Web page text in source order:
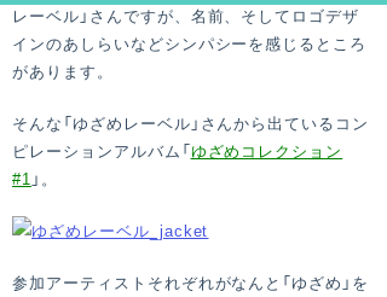
レーベル」さんですが、名前、そしてロゴデザ
インのあしらいなどシンパシーを感じるところ
があります。
そんな「ゆざめレーベル」さんから出ているコン
ピレーションアルバム「ゆざめコレクション
#1 」。
参加アーティストそれぞれがなんと「ゆざめ」を